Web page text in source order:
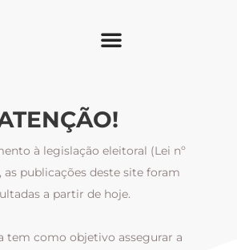
à legislação eleitoral (Lei nº
as publicações deste site foram
a partir de hoje.
tem como objetivo assegurar a